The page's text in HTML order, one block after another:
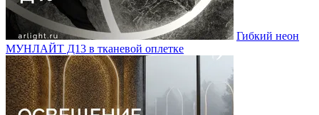
Гибкий неон
МУНЛАЙТ Д13 в тканевой оплетке